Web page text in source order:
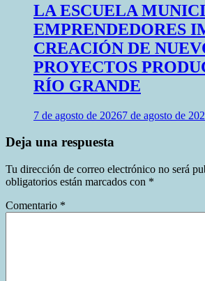
LA ESCUELA
EMPRENDEDORES
CREACIÓN DE
PROYECTOS
RÍO GRANDE
7 de agosto de 20267 de agosto de
Deja una respuesta
Tu dirección de correo electrónico no será
obligatorios están marcados con *
Comentario *